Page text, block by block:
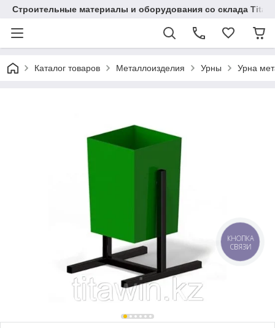
Строительные материалы и оборудования со склада
Каталог товаров Металлоизделия Урны Урна
КНОПКА
СВЯЗИ